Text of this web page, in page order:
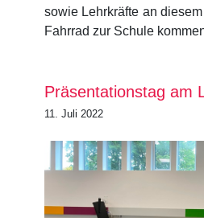
sowie Lehrkräfte an
Fahrrad zur Schule
Präsentationstag am
11. Juli 2022